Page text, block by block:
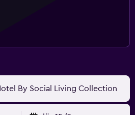
By Social Living Collection